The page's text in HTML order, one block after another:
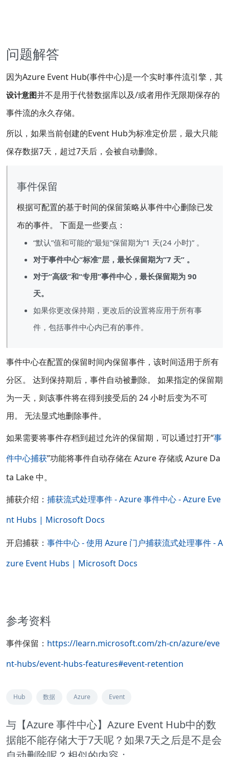
问题解答
因为Azure Event Hub(事件中心)是一个实时事件流引擎，其
设计意图并不是用于代替数据库以及/或者用作无限期保存的
事件流的永久存储。
所以，如果当前创建的Event Hub为标准定价层，最大只能
保存数据7天，超过7天后，会被自动删除。
事件保留
根据可配置的基于时间的保留策略从事件中心删除已发
布的事件。 下面是一些要点：
“默认”值和可能的“最短”保留期为“1 天(24 小时)” 。
对于事件中心“标准”层，最长保留期为“7 天” 。
对于“高级”和“专用”事件中心，最长保留期为 90
天。
如果你更改保持期，更改后的设置将应用于所有事
件，包括事件中心内已有的事件。
事件中心在配置的保留时间内保留事件，该时间适用于所有
分区。 达到保持期后，事件自动被删除。 如果指定的保留期
为一天，则该事件将在得到接受后的 24 小时后变为不可
用。 无法显式地删除事件。
如果需要将事件存档到超过允许的保留期，可以通过打开“事
件中心捕获”功能将事件自动存储在 Azure 存储或 Azure Da
ta Lake 中。
捕获介绍： 捕获流式处理事件 - Azure 事件中心 - Azure Eve
nt Hubs | Microsoft Docs
开启捕获： 事件中心 - 使用 Azure 门户捕获流式处理事件 - A
zure Event Hubs | Microsoft Docs
参考资料
事件保留： https://learn.microsoft.com/zh-cn/azure/eve
nt-hubs/event-hubs-features#event-retention
Hub 数据 Azure Event
与【Azure 事件中心】Azure Event Hub中的数
据能不能存储大于7天呢？如果7天之后是不是会